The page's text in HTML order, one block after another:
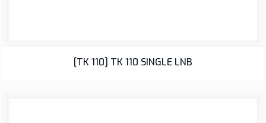
LNB
[TK 110] TK 110 SINGLE LNB